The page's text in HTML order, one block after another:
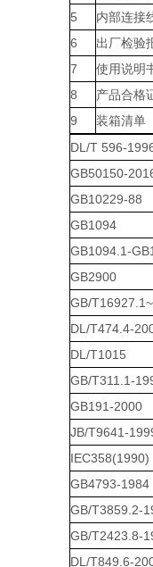
5
内部连接
6
出厂检验
7
使用说明
8
产品合格
9
装箱清单
DL/T 596-
GB50150-
GB10229-88
GB1094
GB1094.1-
GB2900
GB/
DL/T474.4-
DL/T1015
GB/T311.1-
GB191-2000
JB/T9641-
IEC358(1990)
GB4793-1984
GB/T3859.2-
GB/T2423.8-
DL/T849.6-